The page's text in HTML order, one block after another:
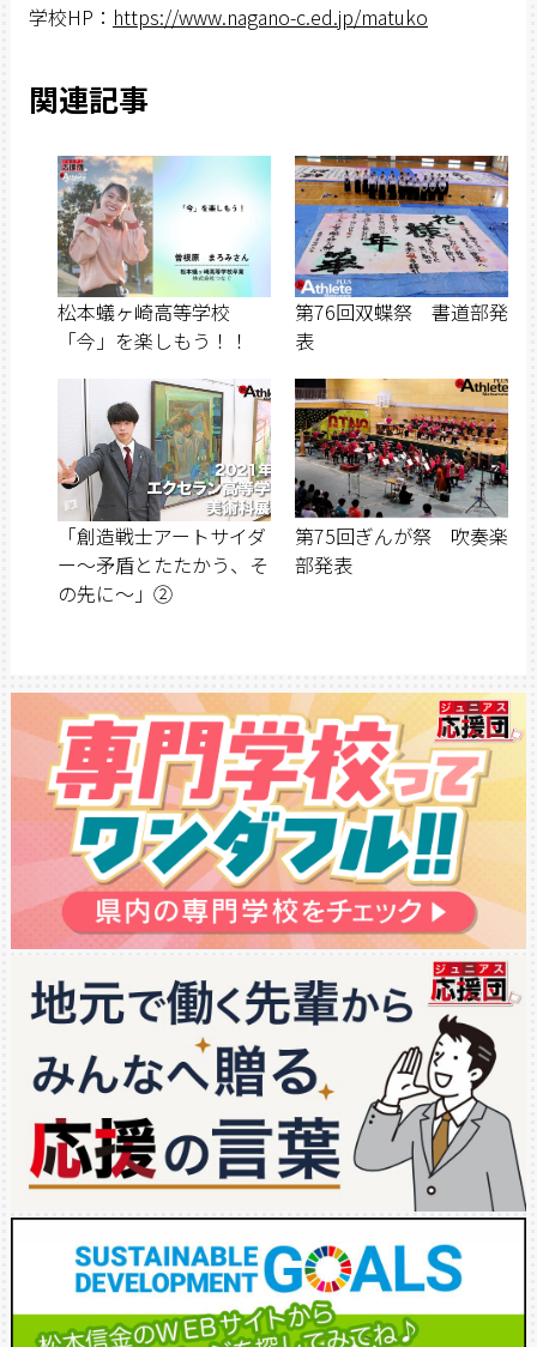
学校HP： https://www.nagano-c.ed.jp/matuko
関連記事
松本蟻ヶ崎高等学校
「今」を楽しもう！！
第76回双蝶祭 書道部発
表
「創造戦士アートサイダ
ー～矛盾とたたかう、そ
の先に～」②
第75回ぎんが祭 吹奏楽
部発表